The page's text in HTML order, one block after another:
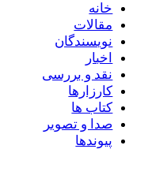
خانه
مقالات
نويسندگان
اخبار
نقد و بررسى
کارزارها
کتاب ها
صدا و تصوير
پيوندها